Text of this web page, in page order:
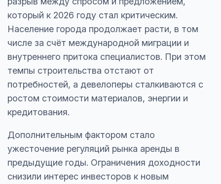
который к 2026 году стал критическим.
Население города продолжает расти, в том
числе за счёт международной миграции и
внутреннего притока специалистов. При этом
темпы строительства отстают от
потребностей, а девелоперы сталкиваются с
ростом стоимости материалов, энергии и
кредитования.
Дополнительным фактором стало
ужесточение регуляций рынка аренды в
предыдущие годы. Ограничения доходности
снизили интерес инвесторов к новым